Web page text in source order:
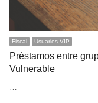
Fiscal Usuarios VIP
Préstamos entre
Vulnerable